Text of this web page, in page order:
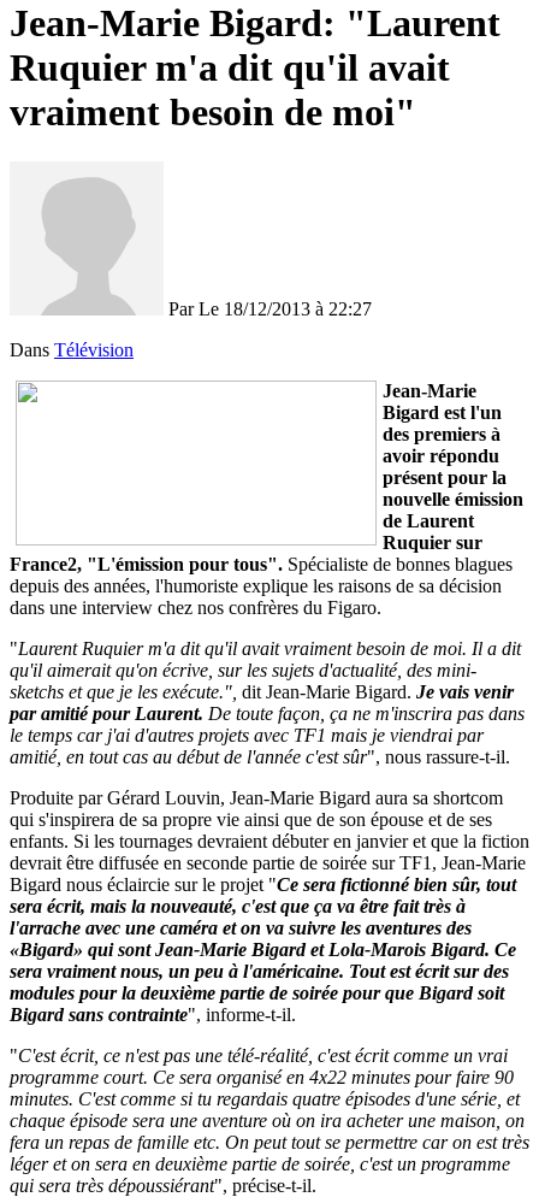
Jean-Marie Bigard: "Laurent
Ruquier m'a dit qu'il avait
vraiment besoin de moi"
ParLe 18/12/2013 à 22:27
Dans Télévision
Jean-Marie
Bigard est l'un
des premiers à
avoir répondu
présent pour la
nouvelle émission
de Laurent
Ruquier sur
France2, "L'émission pour tous". Spécialiste de bonnes blagues
depuis des années, l'humoriste explique les raisons de sa décision
dans une interview chez nos confrères du Figaro.
"Laurent Ruquierm'a dit qu'il avait vraiment besoin de moi. Il a dit
qu'il aimerait qu'on écrive, sur les sujets d'actualité, des mini-
sketchs et que je les exécute.", dit Jean-Marie Bigard. Je vais venir
par amitié pour Laurent. De toute façon, ça ne m'inscrira pas dans
le temps car j'ai d'autres projets avec TF1 mais je viendrai par
amitié, en tout cas au début de l'année c'est sûr", nous rassure-t-il.
Produite par Gérard Louvin, Jean-Marie Bigard aura sa shortcom
qui s'inspirera de sa propre vie ainsi que de son épouse et de ses
enfants. Si les tournages devraient débuter en janvier et que la fiction
devrait être diffusée en seconde partie de soirée sur TF1, Jean-Marie
Bigard nous éclaircie sur le projet "Ce sera fictionné bien sûr, tout
sera écrit, mais la nouveauté, c'est que ça va être fait très à
l'arrache avec une caméra et on va suivre les aventures des
«Bigard» qui sont Jean-Marie Bigard et Lola-Marois Bigard. Ce
sera vraiment nous, un peu à l'américaine. Tout est écrit sur des
modules pour la deuxième partie de soirée pour que Bigard soit
Bigard sans contrainte", informe-t-il.
"C'est écrit, ce n'est pas une télé-réalité, c'est écrit comme un vrai
programme court. Ce sera organisé en 4x22 minutes pour faire 90
minutes. C'est comme si tu regardais quatre épisodes d'une série, et
chaque épisode sera une aventure où on ira acheter une maison, on
fera un repas de famille etc. On peut tout se permettre car on est très
léger et on sera en deuxième partie de soirée, c'est un programme
qui sera très dépoussiérant", précise-t-il.